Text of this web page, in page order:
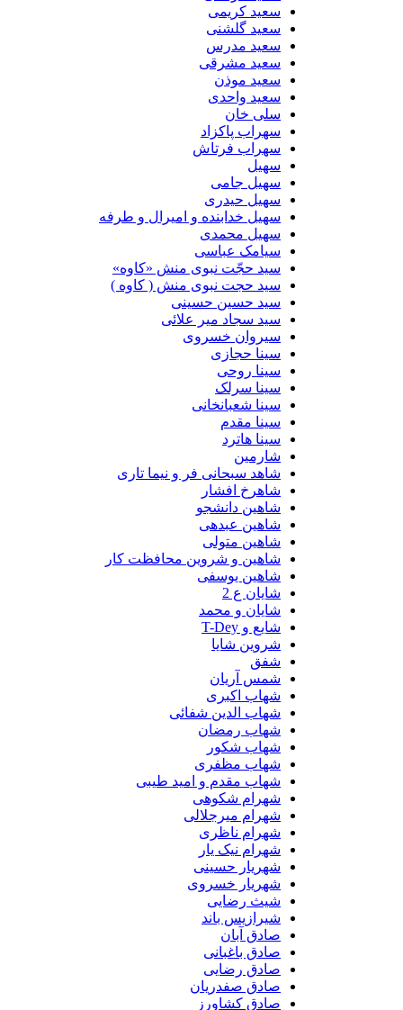
سعید کریمی
سعید گلشنی
سعید مدرس
سعید مشرقی
سعید موذن
سعید واحدی
سلی خان
سهراب پاکزاد
سهراب فرتاش
سهیل
سهیل جامی
سهیل حیدری
سهیل خدابنده و امیرال و طرفه
سهیل محمدی
سیامک عباسی
سید حجّت نبوی منش «کاوه»
سید حجت نبوی منش ( کاوه )
سید حسین حسینى
سید سجاد میر علائی
سیروان خسروی
سینا حجازی
سینا روحی
سینا سرلک
سینا شعبانخانی
سینا مقدم
سینا هاترد
شارمین
شاهد سبحانی فر و نیما تاری
شاهرخ افشار
شاهین دانشجو
شاهین عبدهی
شاهین متولی
شاهین و شروین محافظت کار
شاهین یوسفی
شایان ع 2
شایان و محمد
شایع و T-Dey
شروین شایا
شفق
شمس آریان
شهاب اکبری
شهاب الدین شفائی
شهاب رمضان
شهاب شکور
شهاب مظفری
شهاب مقدم و امید طیبی
شهرام شکوهی
شهرام میرجلالی
شهرام ناظری
شهرام نیک یار
شهریار حسینی
شهریار خسروی
شیث رضایی
شیرازیس باند
صادق آبان
صادق باغبانی
صادق رضایی
صادق صفدریان
صادق کشاورز